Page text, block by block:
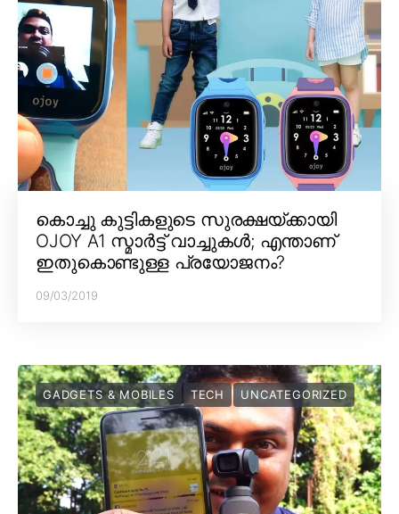
കൊച്ചു കുട്ടികളുടെ സുരക്ഷയ്ക്കായി
OJOY A1 സ്മാർട്ട് വാച്ചുകൾ; എന്താണ്
ഇതുകൊണ്ടുള്ള പ്രയോജനം?
09/03/2019
GADGETS & MOBILES TECH UNCATEGORIZED